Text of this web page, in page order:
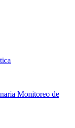
Monitoreo de